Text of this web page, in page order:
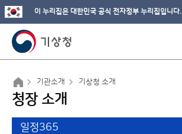
이 누리집은 대한민국 공식 전자정부 누리집입니다.
기관소개 기상청 소개
청장 소개
일정365